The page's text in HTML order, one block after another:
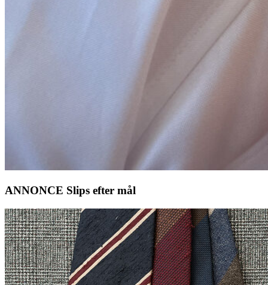
ANNONCE Slips efter mål